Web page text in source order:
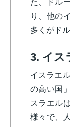
た、ドル
り、他の
多くがド
3. イス
イスラエ
の高い国
スラエル
様々で、